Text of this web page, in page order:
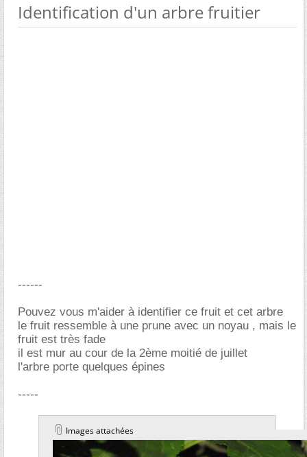
Identification d'un arbre fruitier
------
Pouvez vous m'aider à identifier ce fruit et cet arbre
le fruit ressemble à une prune avec un noyau , mais le
fruit est très fade
il est mur au cour de la 2ème moitié de juillet
l'arbre porte quelques épines
-----
Images attachées